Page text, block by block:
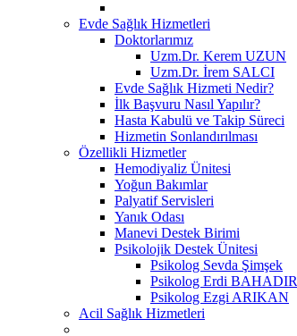
Evde Sağlık Hizmetleri
Doktorlarımız
Uzm.Dr. Kerem UZUN
Uzm.Dr. İrem SALCI
Evde Sağlık Hizmeti Nedir?
İlk Başvuru Nasıl Yapılır?
Hasta Kabulü ve Takip Süreci
Hizmetin Sonlandırılması
Özellikli Hizmetler
Hemodiyaliz Ünitesi
Yoğun Bakımlar
Palyatif Servisleri
Yanık Odası
Manevi Destek Birimi
Psikolojik Destek Ünitesi
Psikolog Sevda Şimşek
Psikolog Erdi BAHADIR
Psikolog Ezgi ARIKAN
Acil Sağlık Hizmetleri